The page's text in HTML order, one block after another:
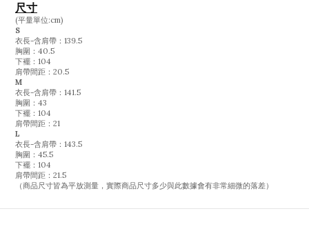
尺寸
(平量單位:cm)
S
衣長-含肩帶：139.5
胸圍：40.5
下襬：104
肩帶間距：20.5
M
衣長-含肩帶：141.5
胸圍：43
下襬：104
肩帶間距：21
L
衣長-含肩帶：143.5
胸圍：45.5
下襬：104
肩帶間距：21.5
（商品尺寸皆為平放測量，實際商品尺寸多少與此數據會有非常細微的落差）